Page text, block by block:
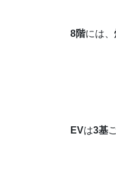
8階には、
EVは3基